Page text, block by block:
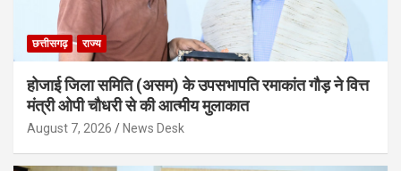
छत्तीसगढ़ राज्य
होजाई जिला समिति (असम) के उपसभापति रमाकांत गौड़ ने वित्त
मंत्री ओपी चौधरी से की आत्मीय मुलाकात
August 7, 2026 News Desk